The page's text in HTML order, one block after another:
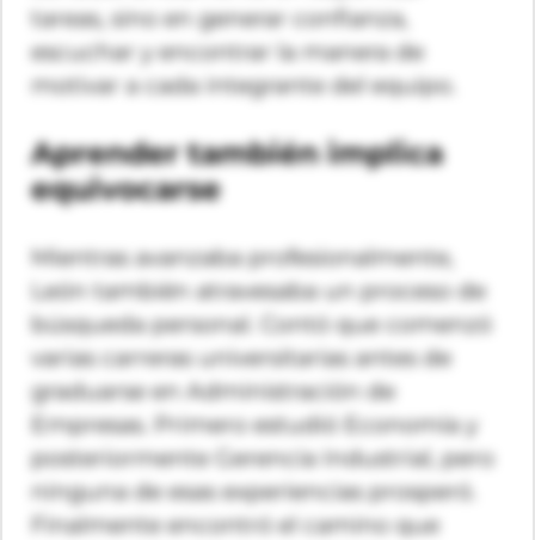
tareas, sino en generar confianza,
escuchar y encontrar la manera de
motivar a cada integrante del equipo.
Aprender también implica
equivocarse
Mientras avanzaba profesionalmente,
León también atravesaba un proceso de
búsqueda personal. Contó que comenzó
varias carreras universitarias antes de
graduarse en Administración de
Empresas. Primero estudió Economía y
posteriormente Gerencia Industrial, pero
ninguna de esas experiencias prosperó.
Finalmente encontró el camino que